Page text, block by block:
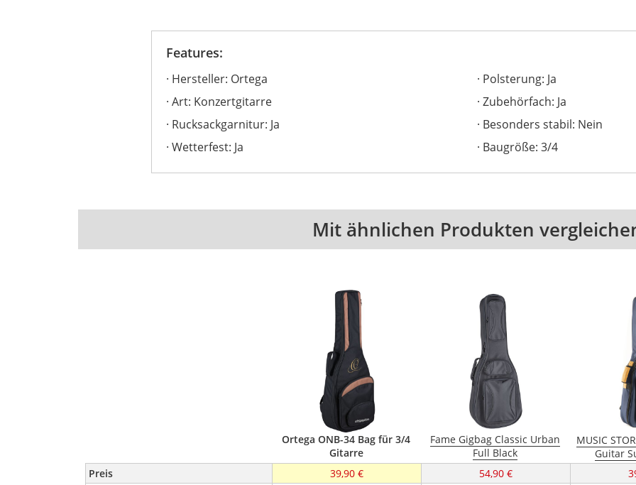
Features:
Hersteller: Ortega
Art: Konzertgitarre
Rucksackgarnitur: Ja
Wetterfest: Ja
Polsterung: Ja
Zubehörfach: Ja
Besonders stabil: Nein
Baugröße: 3/4
Mit ähnlichen Produkten
Ortega ONB-34 Bag für 3/4
Gitarre
Fame Gigbag Classic Urban
Full Black
MUSIC
Guitar
Preis
39,90 € 54,90 €